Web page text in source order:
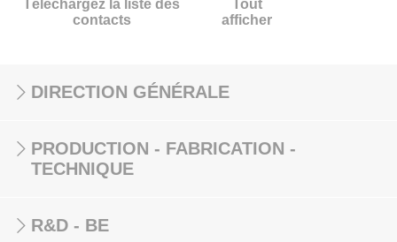
Téléchargez la liste des
contacts
Tout
afficher
DIRECTION GÉNÉRALE
PRODUCTION - FABRICATION -
TECHNIQUE
R&D - BE